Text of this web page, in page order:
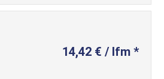
14,42 € / lfm *